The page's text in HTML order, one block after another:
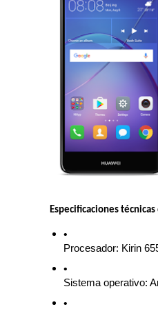
Especificaciones
Procesador: Kirin
Sistema operativo: